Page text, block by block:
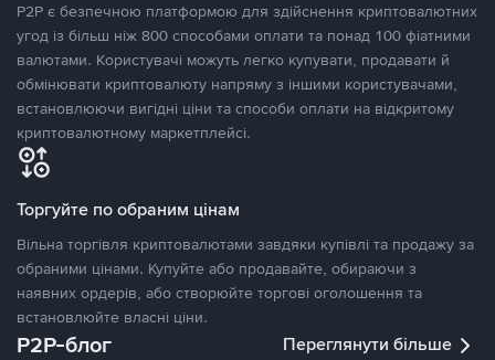
P2P є безпечною платформою для здійснення криптовалютних
угод із більш ніж 800 способами оплати та понад 100 фіатними
валютами. Користувачі можуть легко купувати, продавати й
обмінювати криптовалюту напряму з іншими користувачами,
встановлюючи вигідні ціни та способи оплати на відкритому
криптовалютному маркетплейсі.
Торгуйте по обраним цінам
Вільна торгівля криптовалютами завдяки купівлі та продажу за
обраними цінами. Купуйте або продавайте, обираючи з
наявних ордерів, або створюйте торгові оголошення та
встановлюйте власні ціни.
P2P-блог Переглянути більше